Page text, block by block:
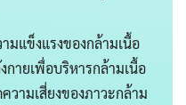
มแข็งแรงของกล้ามเนื้อ
กายเพื่อบริหารกล้ามเนื้อ
วามเสี่ยงของภาวะกล้าม